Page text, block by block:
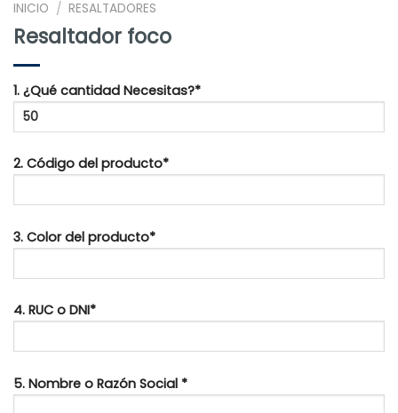
INICIO / RESALTADORES
Resaltador foco
1. ¿Qué cantidad Necesitas?*
2. Código del producto*
3. Color del producto*
4. RUC o DNI*
5. Nombre o Razón Social *